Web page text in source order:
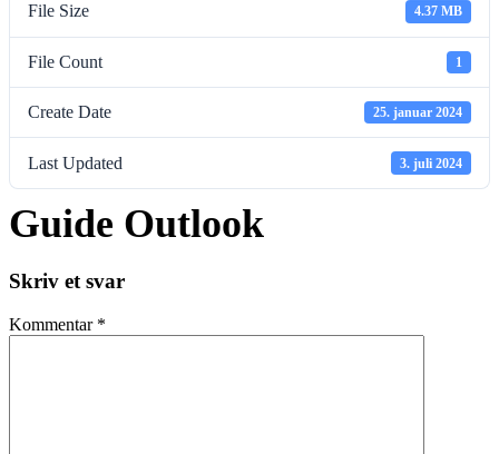
File Size 4.37 MB
File Count 1
Create Date 25. januar 2024
Last Updated 3. juli 2024
Guide Outlook
Skriv et svar
Kommentar *